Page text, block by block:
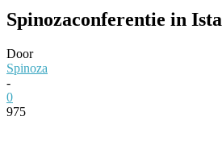
Spinozaconferentie in
Door
Spinoza
-
0
975